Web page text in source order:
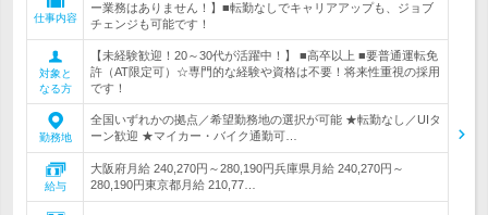
仕事内容
ー業務はありません！】■転勤なしでキャリアアップも、ジョブ
チェンジも可能です！
対象と
なる方
【未経験歓迎！20～30代が活躍中！】 ■高卒以上 ■要普通運転免
許（AT限定可）☆専門的な経験や資格は不要！将来性重視の採用
です！
勤務地
全国いずれかの拠点／希望勤務地の選択が可能 ★転勤なし／UIタ
ーン歓迎 ★マイカー・バイク通勤可…
給与
大阪府月給 240,270円～280,190円兵庫県月給 240,270円～
280,190円東京都月給 210,77…